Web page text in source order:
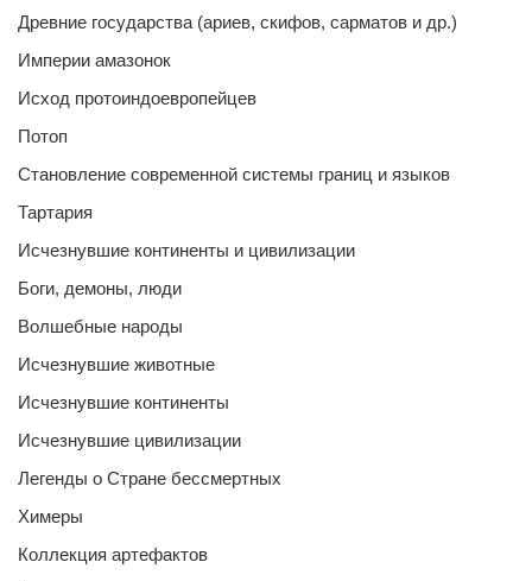
Древние государства (ариев, скифов, сарматов и др.)
Империи амазонок
Исход протоиндоевропейцев
Потоп
Становление современной системы границ и языков
Тартария
Исчезнувшие континенты и цивилизации
Боги, демоны, люди
Волшебные народы
Исчезнувшие животные
Исчезнувшие континенты
Исчезнувшие цивилизации
Легенды о Стране бессмертных
Химеры
Коллекция артефактов